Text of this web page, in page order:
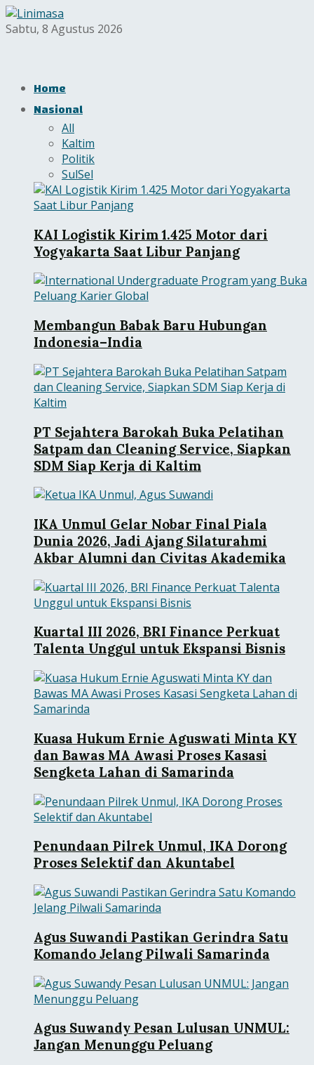
Sabtu, 8 Agustus 2026
Home
Nasional
All
Kaltim
Politik
SulSel
KAI Logistik Kirim 1.425 Motor dari
Yogyakarta Saat Libur Panjang
Membangun Babak Baru Hubungan
Indonesia–India
PT Sejahtera Barokah Buka Pelatihan
Satpam dan Cleaning Service, Siapkan
SDM Siap Kerja di Kaltim
IKA Unmul Gelar Nobar Final Piala
Dunia 2026, Jadi Ajang Silaturahmi
Akbar Alumni dan Civitas Akademika
Kuartal III 2026, BRI Finance Perkuat
Talenta Unggul untuk Ekspansi Bisnis
Kuasa Hukum Ernie Aguswati Minta KY
dan Bawas MA Awasi Proses Kasasi
Sengketa Lahan di Samarinda
Penundaan Pilrek Unmul, IKA Dorong
Proses Selektif dan Akuntabel
Agus Suwandi Pastikan Gerindra Satu
Komando Jelang Pilwali Samarinda
Agus Suwandy Pesan Lulusan UNMUL:
Jangan Menunggu Peluang